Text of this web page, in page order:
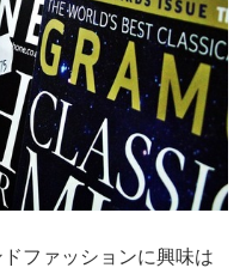
ファッションに興味は